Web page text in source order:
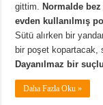
gittim.
Normalde
evden kullanılmış
Sütü alırken bir
bir poşet
Dayanılmaz bir
Daha Fazla Oku »